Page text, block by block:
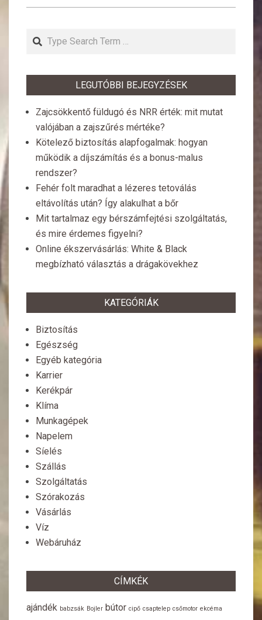
Search
LEGUTÓBBI BEJEGYZÉSEK
Zajcsökkentő füldugó és NRR érték: mit mutat
valójában a zajszűrés mértéke?
Kötelező biztosítás alapfogalmak: hogyan
működik a díjszámítás és a bonus-malus
rendszer?
Fehér folt maradhat a lézeres tetoválás
eltávolítás után? Így alakulhat a bőr
Mit tartalmaz egy bérszámfejtési szolgáltatás,
és mire érdemes figyelni?
Online ékszervásárlás: White & Black
megbízható választás a drágakövekhez
KATEGÓRIÁK
Biztosítás
Egészség
Egyéb kategória
Karrier
Kerékpár
Klíma
Munkagépek
Napelem
Síelés
Szállás
Szolgáltatás
Szórakozás
Vásárlás
Víz
Webáruház
CÍMKÉK
ajándék babzsák Bojler bútor cipő csaptelep csőmotor ekcéma